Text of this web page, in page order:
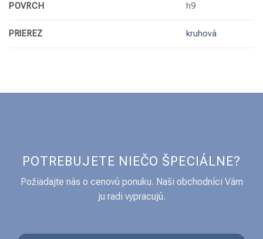
POVRCH h9
PRIEREZ kruhová
POTREBUJETE NIEČO ŠPECIÁLNE?
Požiadajte nás o cenovú ponuku. Naši obchodníci Vám
ju radi vypracujú.